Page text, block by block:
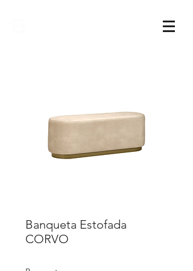
Banqueta Estofada
CORVO